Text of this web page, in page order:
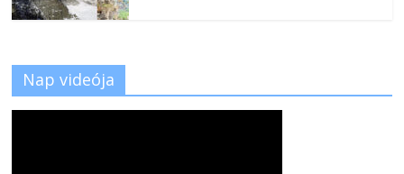
Nap videója